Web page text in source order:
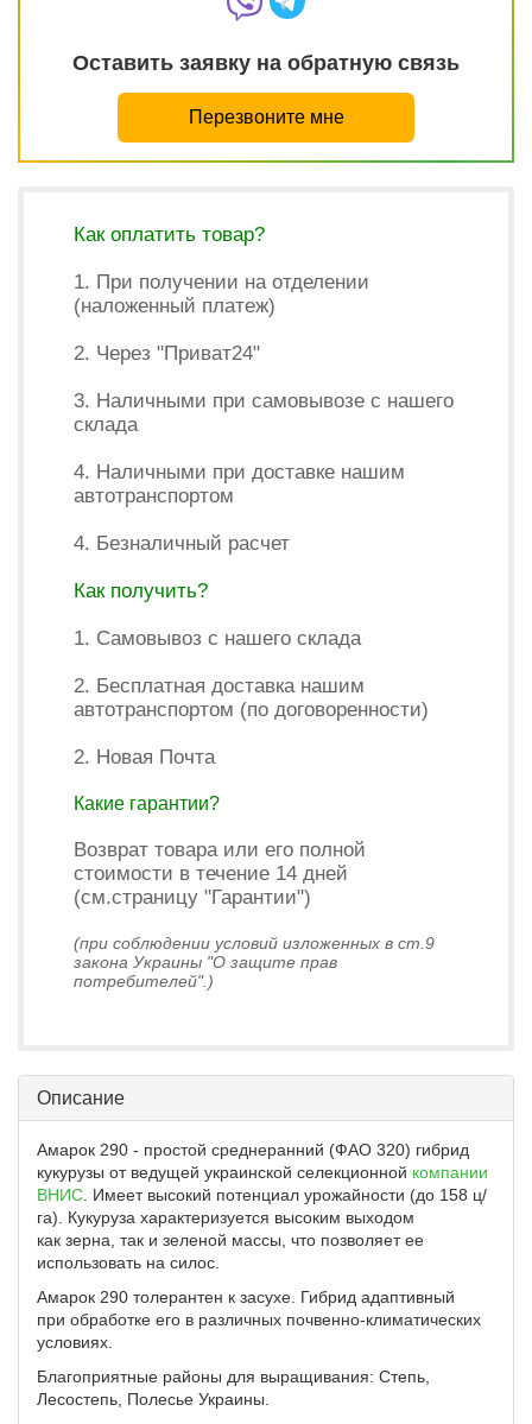
Оставить заявку на обратную связь
Перезвоните мне
Как оплатить товар?
1. При получении на отделении
(наложенный платеж)
2. Через "Приват24"
3. Наличными при самовывозе с нашего
склада
4. Наличными при доставке нашим
автотранспортом
4. Безналичный расчет
Как получить?
1. Самовывоз с нашего склада
2. Бесплатная доставка нашим
автотранспортом (по договоренности)
2. Новая Почта
Какие гарантии?
Возврат товара или его полной
стоимости в течение 14 дней
(см.страницу "Гарантии")
(при соблюдении условий изложенных в ст.9
закона Украины "О защите прав
потребителей".)
Описание
Амарок 290 - простой среднеранний (ФАО 320) гибрид
кукурузы от ведущей украинской селекционной компании
ВНИС . Имеет высокий потенциал урожайности (до 158 ц/
га). Кукуруза характеризуется высоким выходом
как зерна, так и зеленой массы, что позволяет ее
использовать на силос.
Амарок 290 толерантен к засухе. Гибрид адаптивный
при обработке его в различных почвенно-климатических
условиях.
Благоприятные районы для выращивания: Степь,
Лесостепь, Полесье Украины.